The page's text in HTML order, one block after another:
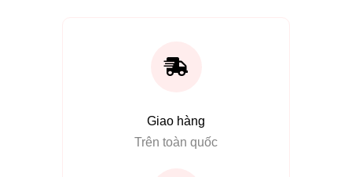
Giao hàng
Trên toàn quốc